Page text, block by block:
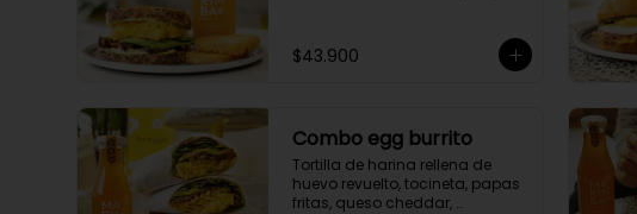
madre de semillas y cúrcuma,
acompañante y bebida a
$43.900
Combo egg burrito
Tortilla de harina rellena de
huevo revuelto, tocineta, papas
fritas, queso cheddar,